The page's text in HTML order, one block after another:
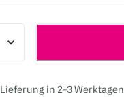
Lieferung in 2-3 Werktagen